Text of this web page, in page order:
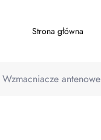
Strona główna
Wzmacniacze antenowe